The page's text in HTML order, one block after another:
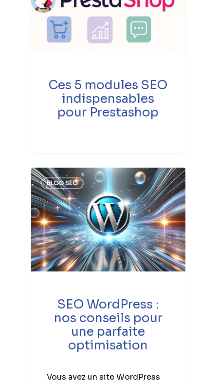
Ces 5 modules SEO
indispensables
pour Prestashop
BLOG SEO
SEO WordPress :
nos conseils pour
une parfaite
optimisation
Vous avez un site WordPress